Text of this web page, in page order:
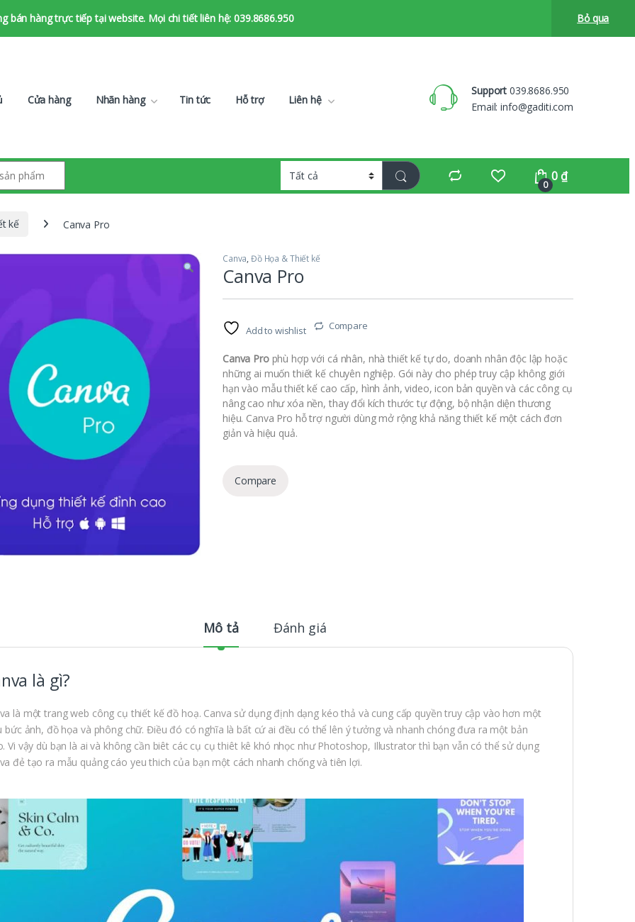
hàng trực tiếp tại website. Mọi chi tiết liên hệ: 039.8686.950
Bỏ qua
Cửa hàng Nhãn hàng Tin tức Hỗ trợ Liên hệ
Support 039.8686.950
Email:info@gaditi.com
0
0 ₫
kế Canva Pro
Canva,Đồ Họa & Thiết kế
Canva Pro
Add to wishlist Compare
Canva Prophù hợp với cá nhân, nhà thiết kế tự do, doanh nhân độc lập hoặc
những ai muốn thiết kế chuyên nghiệp. Gói này cho phép truy cập không giới
hạn vào mẫu thiết kế cao cấp, hình ảnh, video, icon bản quyền và các công cụ
nâng cao như xóa nền, thay đổi kích thước tự động, bộ nhận diện thương
hiệu. Canva Pro hỗ trợ người dùng mở rộng khả năng thiết kế một cách đơn
giản và hiệu quả.
Compare
Mô tả Đánh giá
là gì?
là một trang web công cụ thiết kế đồ hoạ. Canva sử dụng định dạng kéo thả và cung cấp quyền truy cập vào hơn một
bức ảnh, đồ họa và phông chữ. Điều đó có nghĩa là bất cứ ai đều có thể lên ý tưởng và nhanh chóng đưa ra một bản
Vi vậy dù bạn là ai và không cần biêt các cụ cụ thiêt kê khó nhọc như Photoshop, Illustrator thì bạn vẫn có thể sử dụng
đẻ tạo ra mẫu quảng cáo yeu thich của bạn một cách nhanh chống và tiên lợi.